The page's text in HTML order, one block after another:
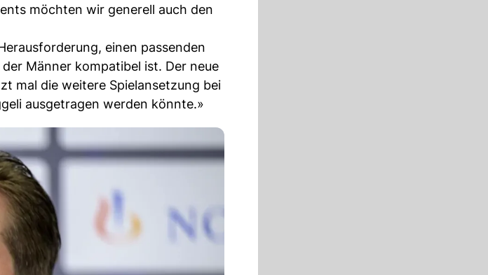
möchten wir generell auch den
einen passenden
Männer kompatibel ist. Der neue
mal die weitere Spielansetzung bei
ausgetragen werden könnte.»